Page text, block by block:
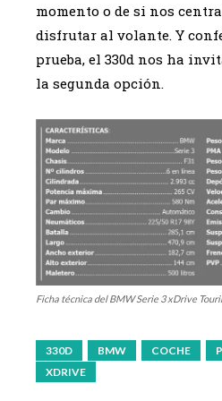
momento o de si nos
disfrutar al volante. Y
prueba, el 330d nos ha
la segunda opción.
Ficha técnica del BMW Serie 3 xDrive
330D BMW COCHE
XDRIVE